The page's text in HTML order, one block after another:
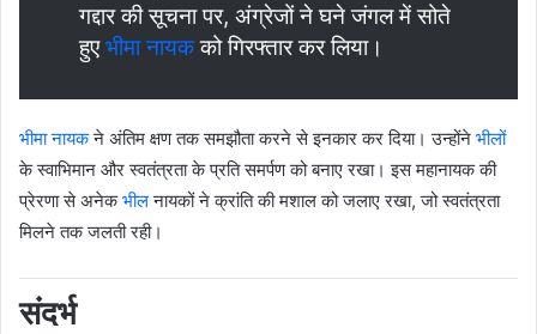
गद्दार की सूचना पर, अंग्रेजों ने घने जंगल में सोते
हुएभीमा नायकको गिरफ्तार कर लिया।
भीमा नायकने अंतिम क्षण तक समझौता करने से इनकार कर दिया। उन्होंने भीलों
के स्वाभिमान और स्वतंत्रता के प्रति समर्पण को बनाए रखा। इस महानायक की
प्रेरणा से अनेकभीलनायकों ने क्रांति की मशाल को जलाए रखा, जो स्वतंत्रता
मिलने तक जलती रही।
संदर्भ